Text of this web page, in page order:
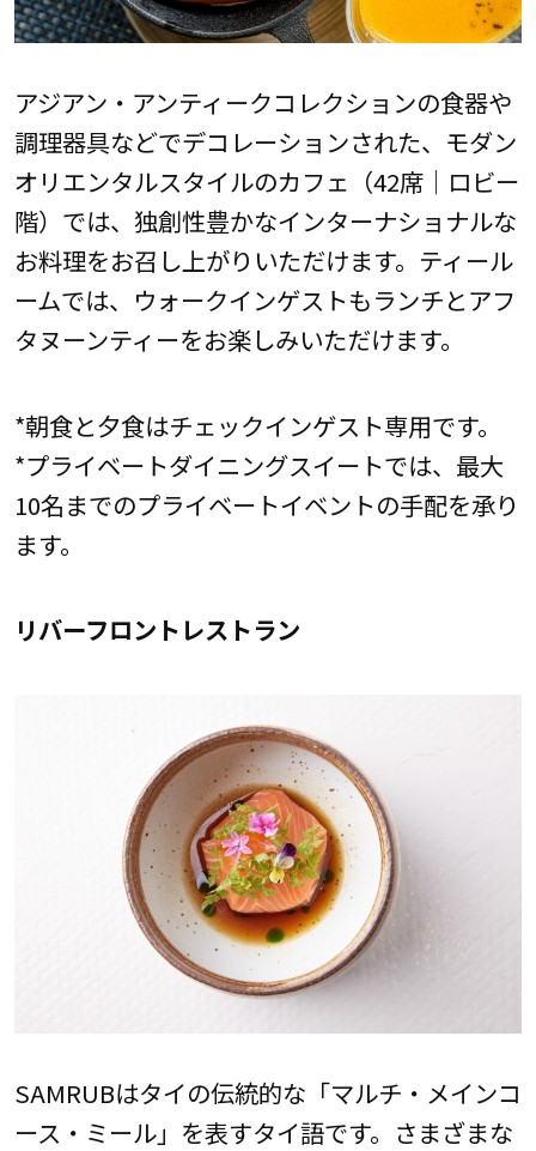
アジアン・アンティークコレクションの食器や
調理器具などでデコレーションされた、モダン
オリエンタルスタイルのカフェ（42席｜ロビー
階）では、独創性豊かなインターナショナルな
お料理をお召し上がりいただけます。ティール
ームでは、ウォークインゲストもランチとアフ
タヌーンティーをお楽しみいただけます。
*朝食と夕食はチェックインゲスト専用です。
*プライベートダイニングスイートでは、最大
10名までのプライベートイベントの手配を承り
ます。
リバーフロントレストラン
SAMRUBはタイの伝統的な「マルチ・メインコ
ース・ミール」を表すタイ語です。さまざまな